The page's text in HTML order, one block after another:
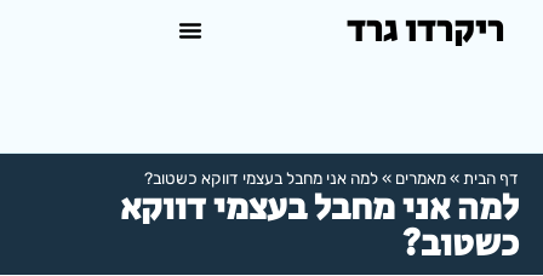
ריקרדו גרד
דף הבית »מאמרים »למה אני מחבל בעצמי דווקא כשטוב?
למה אני מחבל בעצמי דווקא
כשטוב?